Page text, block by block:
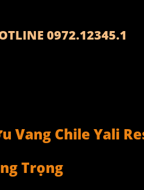
0972.12345.1
Vang Chile Yali
Trọng